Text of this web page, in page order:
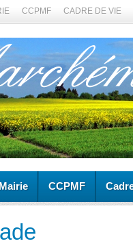
CCPMF CADRE DE VIE
Mairie CCPMF